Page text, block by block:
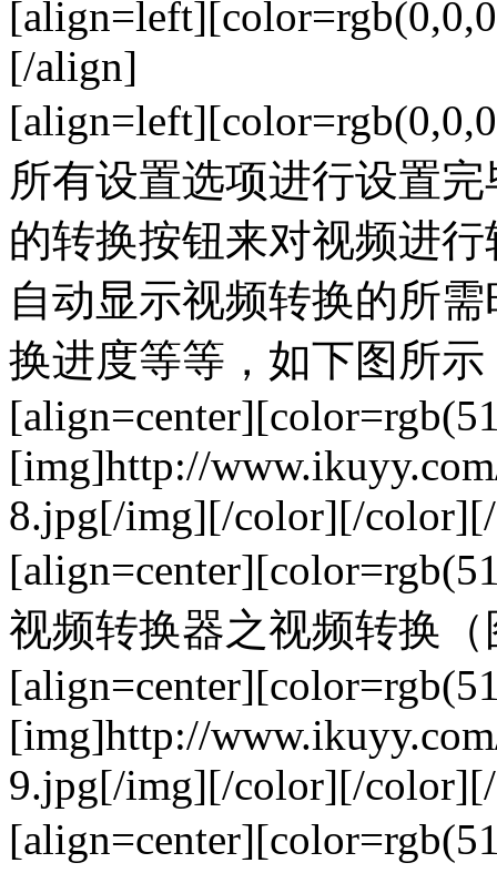
[/align]
所有设置选项进行设置
的转换按钮来对视频进
自动显示视频转换的所
换进度等等，如下图所
[img]http://
8.jpg[/img][/color][/
视频转换器之视频转换
[img]http://
9.jpg[/img][/color][/